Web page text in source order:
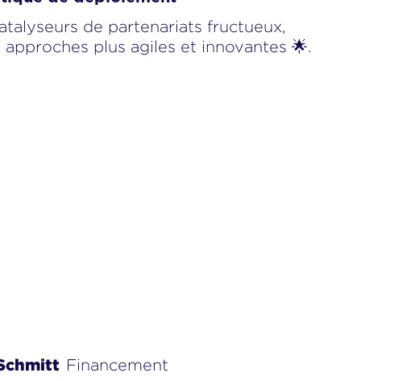
de partenariats fructueux,
plus agiles et innovantes 🌟.
Financement